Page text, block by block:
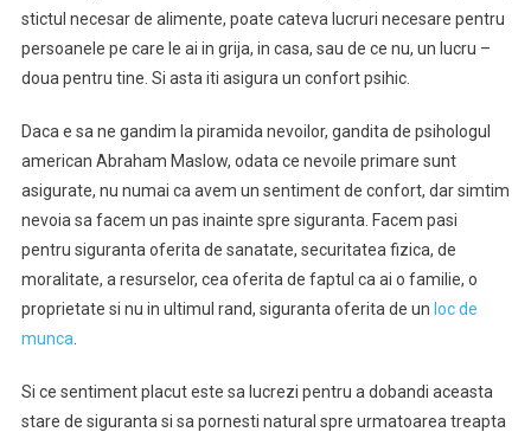
stictul necesar de alimente, poate cateva lucruri necesare pentru
persoanele pe care le ai in grija, in casa, sau de ce nu, un lucru –
doua pentru tine. Si asta iti asigura un confort psihic.
Daca e sa ne gandim la piramida nevoilor, gandita de psihologul
american Abraham Maslow, odata ce nevoile primare sunt
asigurate, nu numai ca avem un sentiment de confort, dar simtim
nevoia sa facem un pas inainte spre siguranta. Facem pasi
pentru siguranta oferita de sanatate, securitatea fizica, de
moralitate, a resurselor, cea oferita de faptul ca ai o familie, o
proprietate si nu in ultimul rand, siguranta oferita de un loc de
munca
Si ce sentiment placut este sa lucrezi pentru a dobandi aceasta
stare de siguranta si sa pornesti natural spre urmatoarea treapta